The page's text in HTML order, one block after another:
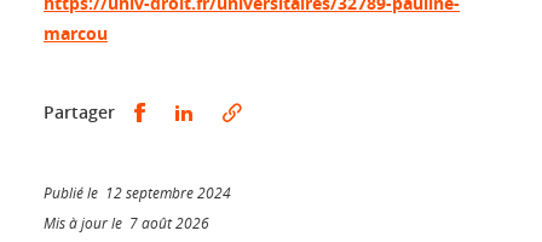
marcou
Partager Partager sur Facebook
Partager sur LinkedIn
Publié le 12 septembre 2024
Mis à jour le 7 août 2026